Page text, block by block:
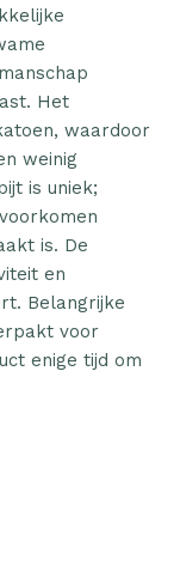
Het
waardoor
weinig
is uniek;
is. De
en
Belangrijke
voor
enige tijd om